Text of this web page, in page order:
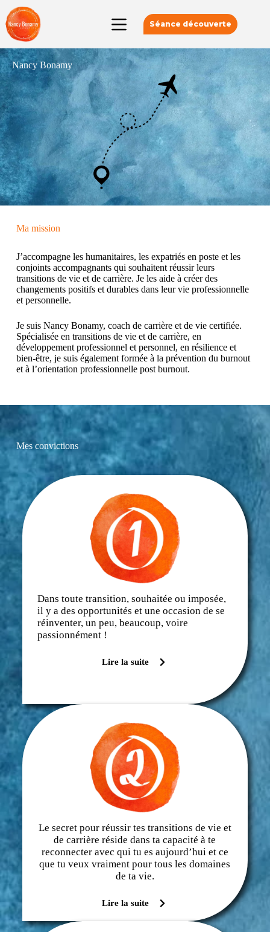
Séance découverte
Nancy Bonamy
Ma mission
J’accompagne les humanitaires, les expatriés en poste et les
conjoints accompagnants qui souhaitent réussir leurs
transitions de vie et de carrière. Je les aide à créer des
changements positifs et durables dans leur vie professionnelle
et personnelle.
Je suis Nancy Bonamy, coach de carrière et de vie certifiée.
Spécialisée en transitions de vie et de carrière, en
développement professionnel et personnel, en résilience et
bien-être, je suis également formée à la prévention du burnout
et à l’orientation professionnelle post burnout.
Mes convictions
Dans toute transition, souhaitée ou imposée,
il y a des opportunités et une occasion de se
réinventer, un peu, beaucoup, voire
passionnément !
Lire la suite
Le secret pour réussir tes transitions de vie et
de carrière réside dans ta capacité à te
reconnecter avec qui tu es aujourd’hui et ce
que tu veux vraiment pour tous les domaines
de ta vie.
Lire la suite